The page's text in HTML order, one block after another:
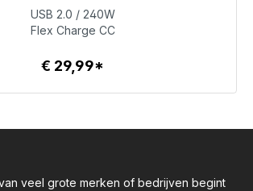
€ 29,99
Details
USB 2.0 / 240W
Flex Charge CC
€ 29,99*
veel grote merken of bedrijven begint